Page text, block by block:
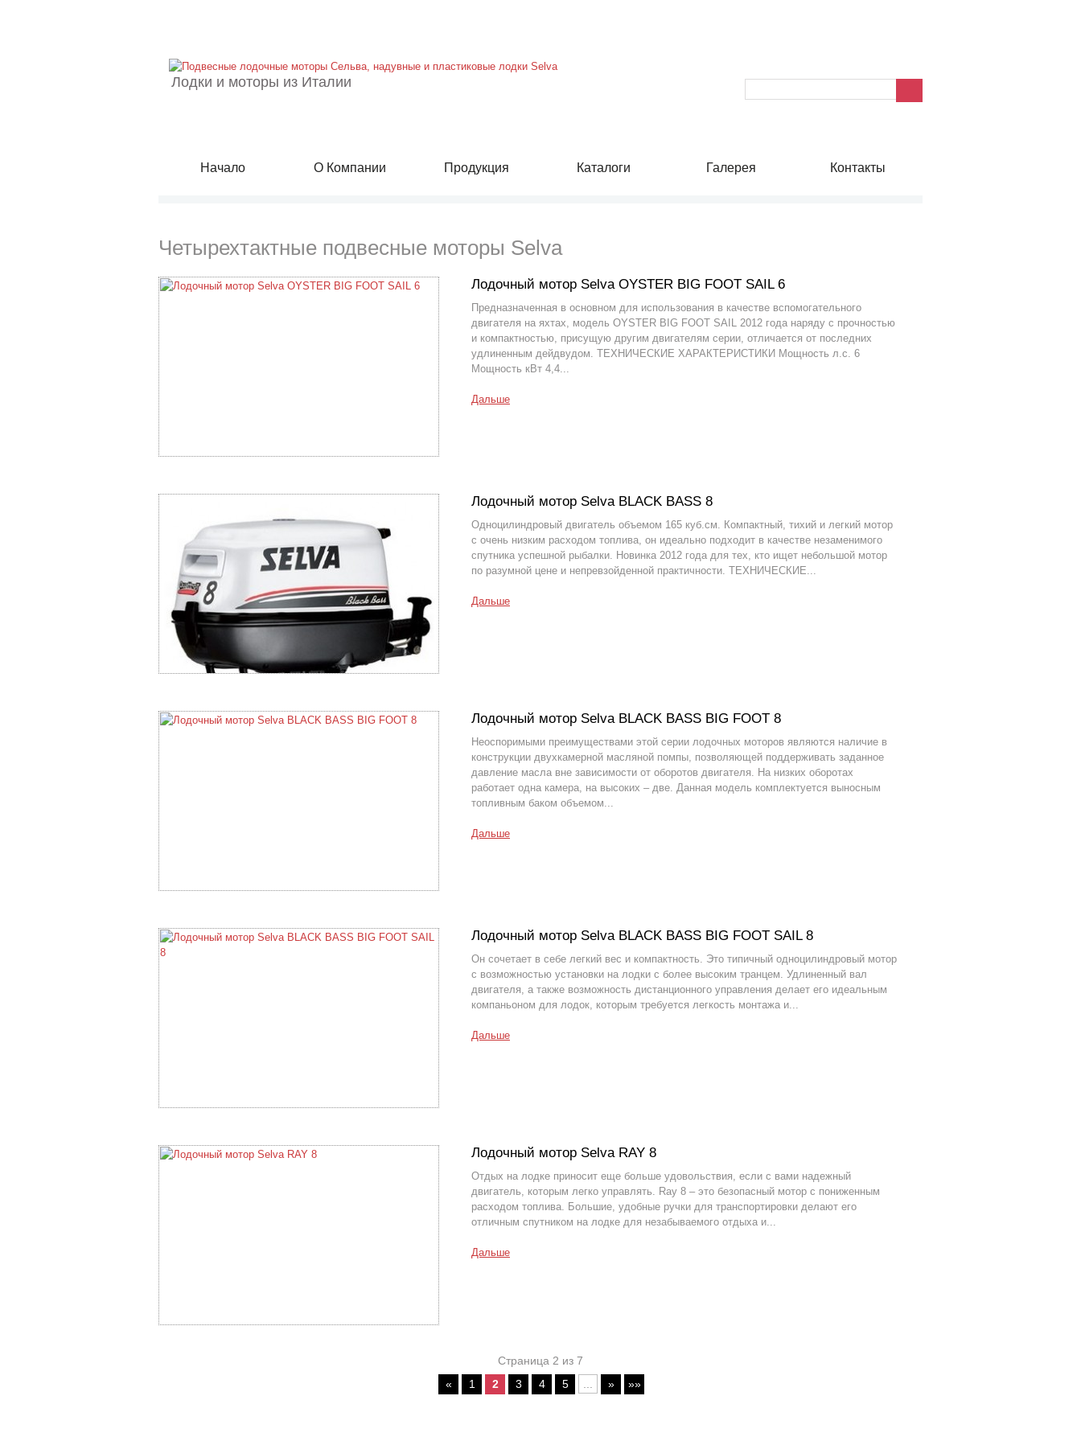
Лодки и моторы из Италии
Начало О Компании Продукция Каталоги Галерея Контакты
Четырехтактные подвесные моторы Selva
Лодочный мотор Selva OYSTER BIG FOOT SAIL 6
Предназначенная в основном для использования в качестве вспомогательного
двигателя на яхтах, модель OYSTER BIG FOOT SAIL 2012 года наряду с прочностью
и компактностью, присущую другим двигателям серии, отличается от последних
удлиненным дейдвудом. ТЕХНИЧЕСКИЕ ХАРАКТЕРИСТИКИ Мощность л.с. 6
Мощность кВт 4,4...
Дальше
Лодочный мотор Selva BLACK BASS 8
Одноцилиндровый двигатель объемом 165 куб.см. Компактный, тихий и легкий мотор
с очень низким расходом топлива, он идеально подходит в качестве незаменимого
спутника успешной рыбалки. Новинка 2012 года для тех, кто ищет небольшой мотор
по разумной цене и непревзойденной практичности. ТЕХНИЧЕСКИЕ...
Дальше
Лодочный мотор Selva BLACK BASS BIG FOOT 8
Неоспоримыми преимуществами этой серии лодочных моторов являются наличие в
конструкции двухкамерной масляной помпы, позволяющей поддерживать заданное
давление масла вне зависимости от оборотов двигателя. На низких оборотах
работает одна камера, на высоких – две. Данная модель комплектуется выносным
топливным баком объемом...
Дальше
Лодочный мотор Selva BLACK BASS BIG FOOT SAIL 8
Он сочетает в себе легкий вес и компактность. Это типичный одноцилиндровый мотор
с возможностью установки на лодки с более высоким транцем. Удлиненный вал
двигателя, а также возможность дистанционного управления делает его идеальным
компаньоном для лодок, которым требуется легкость монтажа и...
Дальше
Лодочный мотор Selva RAY 8
Отдых на лодке приносит еще больше удовольствия, если с вами надежный
двигатель, которым легко управлять. Ray 8 – это безопасный мотор с пониженным
расходом топлива. Большие, удобные ручки для транспортировки делают его
отличным спутником на лодке для незабываемого отдыха и...
Дальше
Страница 2 из 7
«
1 2 3 4 5 » »»